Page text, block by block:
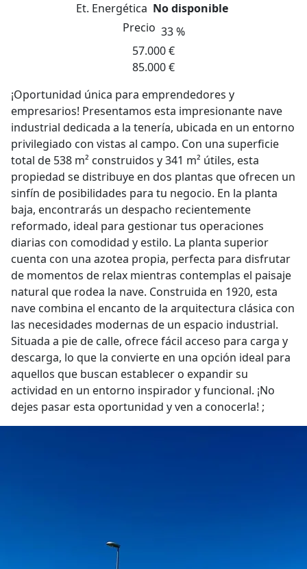
Et. Energética No disponible
Precio 33 %
57.000 €
85.000 €
¡Oportunidad única para emprendedores y
empresarios! Presentamos esta impresionante nave
industrial dedicada a la tenería, ubicada en un entorno
privilegiado con vistas al campo. Con una superficie
total de 538 m² construidos y 341 m² útiles, esta
propiedad se distribuye en dos plantas que ofrecen un
sinfín de posibilidades para tu negocio. En la planta
baja, encontrarás un despacho recientemente
reformado, ideal para gestionar tus operaciones
diarias con comodidad y estilo. La planta superior
cuenta con una azotea propia, perfecta para disfrutar
de momentos de relax mientras contemplas el paisaje
natural que rodea la nave. Construida en 1920, esta
nave combina el encanto de la arquitectura clásica con
las necesidades modernas de un espacio industrial.
Situada a pie de calle, ofrece fácil acceso para carga y
descarga, lo que la convierte en una opción ideal para
aquellos que buscan establecer o expandir su
actividad en un entorno inspirador y funcional. ¡No
dejes pasar esta oportunidad y ven a conocerla! ;